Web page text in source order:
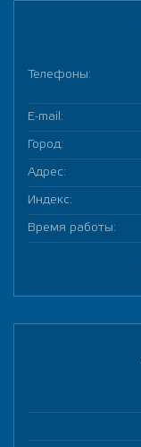
Телефоны:
E-mail:
Город:
Адрес:
Индекс:
Время работы: